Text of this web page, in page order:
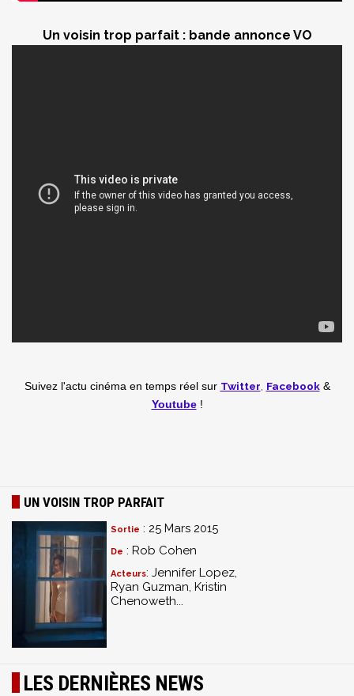
Un voisin trop parfait : bande annonce VO
Suivez l'actu cinéma en temps réel sur Twitter Facebook&
Youtube!
UN VOISIN TROP PARFAIT
Sortie : 25 Mars 2015
De : Rob Cohen
Acteurs: Jennifer Lopez,
Ryan Guzman, Kristin
Chenoweth...
LES DERNIÈRES NEWS